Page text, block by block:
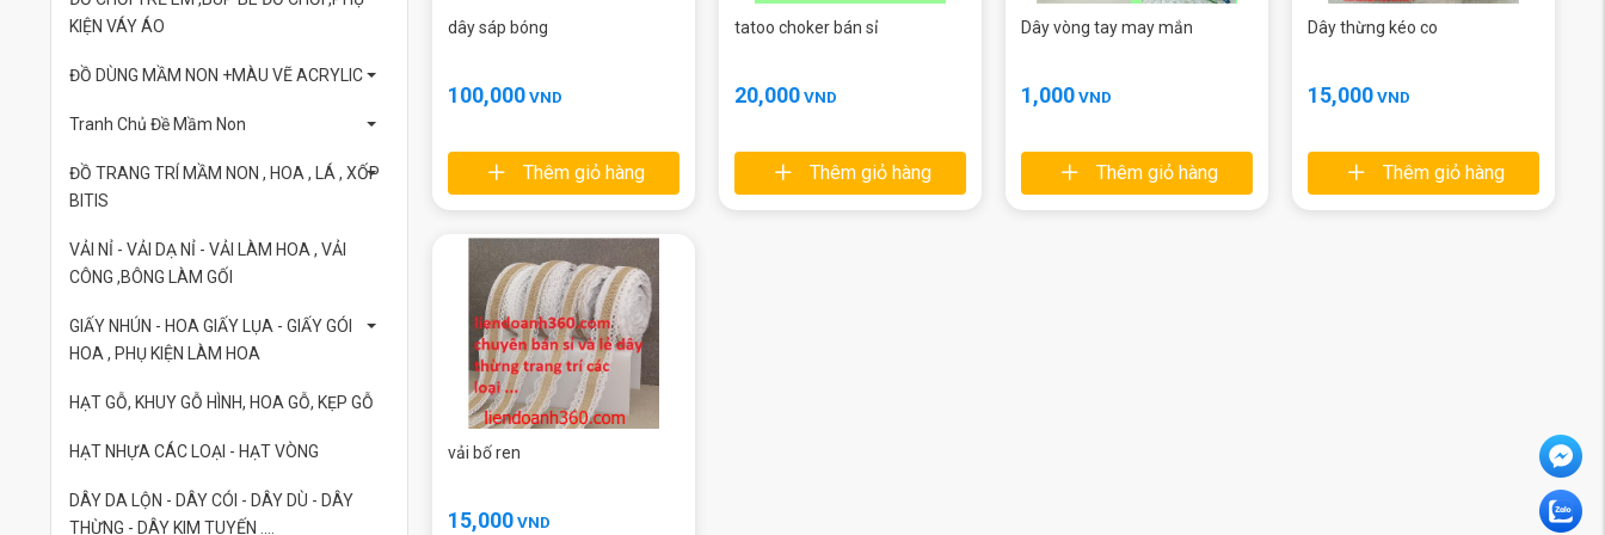
KIỆN VÁY ÁO
ĐỒ DÙNG MẦM NON +MÀU VẼ ACRYLIC
Tranh Chủ Đề Mầm Non
ĐỒ TRANG TRÍ MẦM NON , HOA , LÁ , XỐP
BITIS
VẢI NỈ - VẢI DẠ NỈ - VẢI LÀM HOA , VẢI
CÔNG ,BÔNG LÀM GỐI
GIẤY NHÚN - HOA GIẤY LỤA - GIẤY GÓI
HOA , PHỤ KIỆN LÀM HOA
HẠT GỖ, KHUY GỖ HÌNH, HOA GỖ, KẸP GỖ
HẠT NHỰA CÁC LOẠI - HẠT VÒNG
DÂY DA LỘN - DÂY CÓI - DÂY DÙ - DÂY
THỪNG - DÂY KIM TUYẾN ....
dây sáp bóng
100,000VND
Thêm giỏ hàng
tatoo choker bán sỉ
20,000VND
Thêm giỏ hàng
Dây vòng tay may mắn
1,000VND
Thêm giỏ hàng
Dây thừng kéo co
15,000VND
Thêm giỏ hàng
vải bố ren
15,000VND